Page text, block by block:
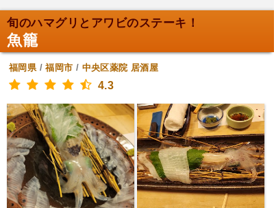
旬のハマグリとアワビのステーキ！
魚籠
福岡県/福岡市 / 中央区薬院 居酒屋
4.3